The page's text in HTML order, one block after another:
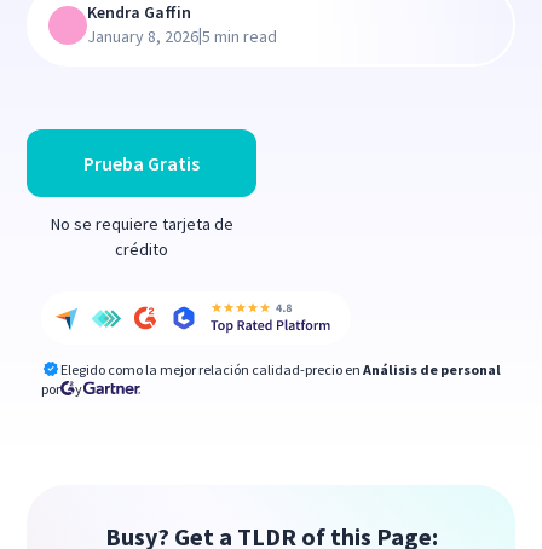
Prueba Gratis
No se requiere tarjeta de
crédito
Elegido como la mejor relación calidad-precio en Análisis de personal
por
y
Kendra Gaffin
January 8, 2026|5 min read
Busy? Get a TLDR of this Page: